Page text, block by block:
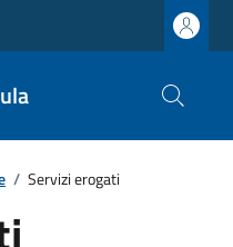
/ Servizi erogati